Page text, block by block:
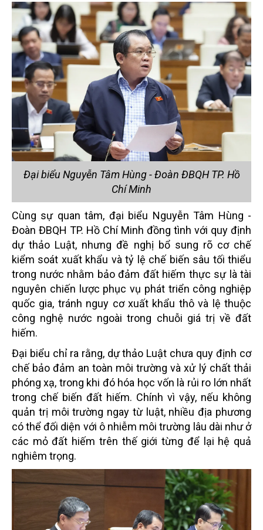
Đại biểu Nguyễn Tâm Hùng - Đoàn ĐBQH TP. Hồ
Chí Minh
Cùng sự quan tâm, đại biểu Nguyễn Tâm Hùng -
Đoàn ĐBQH TP. Hồ Chí Minh đồng tình với quy định
dự thảo Luật, nhưng đề nghị bổ sung rõ cơ chế
kiểm soát xuất khẩu và tỷ lệ chế biến sâu tối thiểu
trong nước nhằm bảo đảm đất hiếm thực sự là tài
nguyên chiến lược phục vụ phát triển công nghiệp
quốc gia, tránh nguy cơ xuất khẩu thô và lệ thuộc
công nghệ nước ngoài trong chuỗi giá trị về đất
hiếm.
Đại biểu chỉ ra rằng, dự thảo Luật chưa quy định cơ
chế bảo đảm an toàn môi trường và xử lý chất thải
phóng xạ, trong khi đó hóa học vốn là rủi ro lớn nhất
trong chế biến đất hiếm. Chính vì vậy, nếu không
quản trị môi trường ngay từ luật, nhiều địa phương
có thể đối diện với ô nhiễm môi trường lâu dài như ở
các mỏ đất hiếm trên thế giới từng để lại hệ quả
nghiêm trọng.